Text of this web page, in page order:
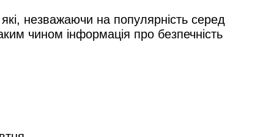
незважаючи на популярність серед
чином інформація про безпечність